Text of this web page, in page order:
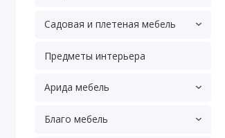
Садовая и плетеная мебель
Предметы интерьера
Арида мебель
Благо мебель